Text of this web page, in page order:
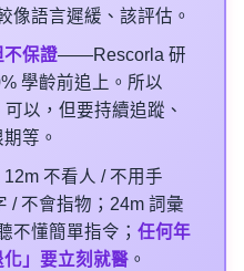
語言遲緩、該評估。
不保證——Rescorla 研
學齡前追上。所以
可以，但要持續追蹤、
等。
12m 不看人 / 不用手
/ 不會指物；24m 詞彙
不懂簡單指令； 任何年
」要立刻就醫 。